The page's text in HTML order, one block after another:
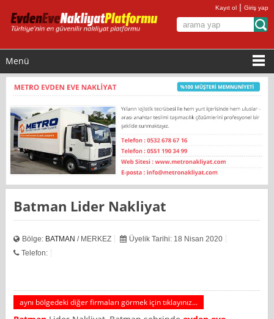
Kayıt ol |Giriş yap
Menü
Batman Lider Nakliyat
Bölge: BATMAN / MERKEZ
Üyelik Tarihi: 18 Nisan 2020
Telefon:
aynı bölgedeki diğer firmaları görmek için tıklayınız...